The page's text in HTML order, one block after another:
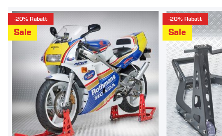
-20% Rabatt
Sale
-20% Rabatt
Sale